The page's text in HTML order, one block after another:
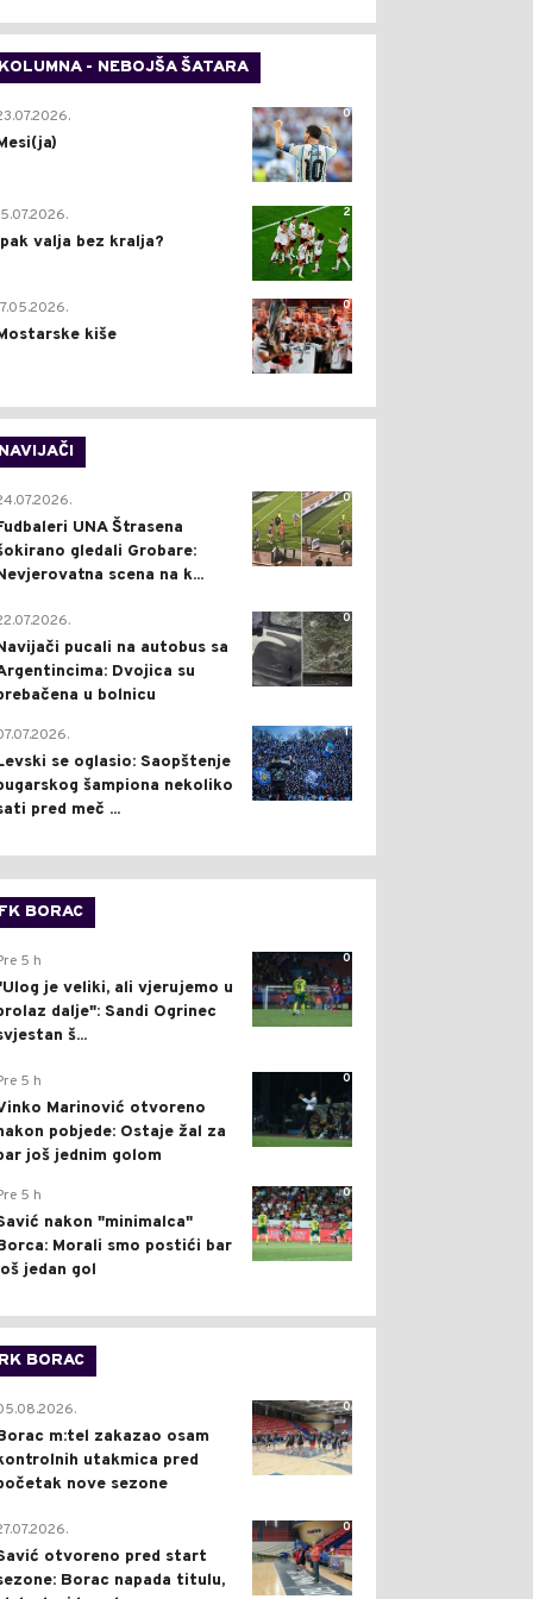
KOLUMNA - NEBOJŠA ŠATARA
0
2
valja bez kralja?
0
kiše
NAVIJAČI
0
UNA Štrasena
gledali Grobare:
scena na k...
0
pucali na autobus sa
Dvojica su
u bolnicu
1
se oglasio: Saopštenje
šampiona nekoliko
pred meč ...
FK BORAC
0
5 h
je veliki, ali vjerujemo u
dalje": Sandi Ogrinec
š...
0
5 h
Marinović otvoreno
pobjede: Ostaje žal za
još jednim golom
0
5 h
nakon "minimalca"
Morali smo postići bar
jedan gol
RK BORAC
0
m:tel zakazao osam
utakmica pred
nove sezone
0
otvoreno pred start
Borac napada titulu,